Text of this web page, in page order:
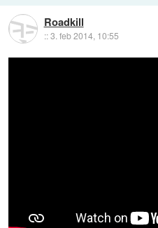
Roadkill
::3. feb 2014, 10:55